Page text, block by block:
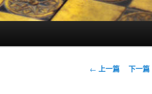
文
← 上一篇 下一篇